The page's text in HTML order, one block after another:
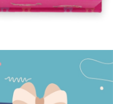
：
護人之同意方可使用
損失，本公司不負相關責